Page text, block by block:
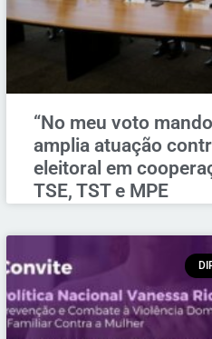
“No meu voto
amplia atuação
eleitoral em
TSE, TST e MPE